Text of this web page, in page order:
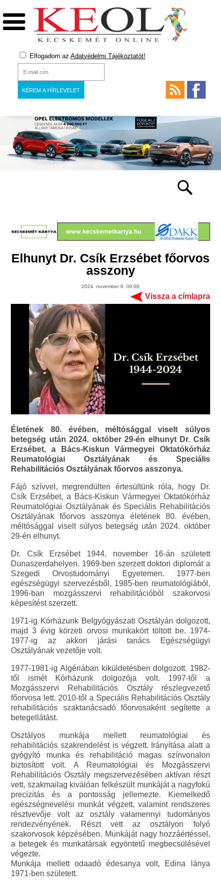
Elfogadom az Adatvédelmi Tájékoztatót!
Elhunyt Dr. Csík Erzsébet főorvos
asszony
2024. november 9. 00:06
Vissza a címlapra
Életének 80. évében, méltósággal viselt súlyos
betegség után 2024. október 29-én elhunyt Dr. Csík
Erzsébet, a Bács-Kiskun Vármegyei Oktatókórház
Reumatológiai Osztályának és Speciális
Rehabilitációs Osztályának főorvos asszonya.
Fájó szívvel, megrendülten értesültünk róla, hogy Dr.
Csík Erzsébet, a Bács-Kiskun Vármegyei Oktatókórház
Reumatológiai Osztályának és Speciális Rehabilitációs
Osztályának főorvos asszonya életének 80. évében,
méltósággal viselt súlyos betegség után 2024. október
29-én elhunyt.
Dr. Csík Erzsébet 1944. november 16-án született
Dunaszerdahelyen. 1969-ben szerzett doktori diplomát a
Szegedi Orvostudományi Egyetemen. 1977-ben
egészségügyi szervezésből, 1985-ben reumatológiából,
1996-ban mozgásszervi rehabilitációból szakorvosi
képesítést szerzett.
1971-ig Kórházunk Belgyógyászati Osztályán dolgozott,
majd 3 évig körzeti orvosi munkakört töltött be. 1974-
1977-ig az akkori járási tanács Egészségügyi
Osztályának vezetője volt.
1977-1981-ig Algériában kiküldetésben dolgozott. 1982-
től ismét Kórházunk dolgozója volt. 1997-től a
Mozgásszervi Rehabilitációs Osztály részlegvezető
főorvosa lett. 2010-től a Speciális Rehabilitációs Osztály
rehabilitációs szaktanácsadó főorvosaként segítette a
betegellátást.
Osztályos munkája mellett reumatológiai és
rehabilitációs szakrendelést is végzett. Irányítása alatt a
gyógyító munka és rehabilitáció magas színvonalon
biztosított volt. A Reumatológiai és Mozgásszervi
Rehabilitációs Osztály megszervezésében aktívan részt
vett, szakmailag kiválóan felkészült munkáját a nagyfokú
precizitás és a pontosság jellemezte. Kiemelkedő
egészségnevelési munkát végzett, valamint rendszeres
résztvevője volt az osztály valamennyi tudományos
rendezvényének. Részt vett az osztályon folyó
szakorvosok képzésében. Munkáját nagy hozzáértéssel,
a betegek és munkatársak egyöntetű megbecsülésével
végezte.
Munkája mellett odaadó édesanya volt, Edina lánya
1971-ben született.